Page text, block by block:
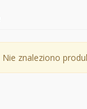
Nie znaleziono